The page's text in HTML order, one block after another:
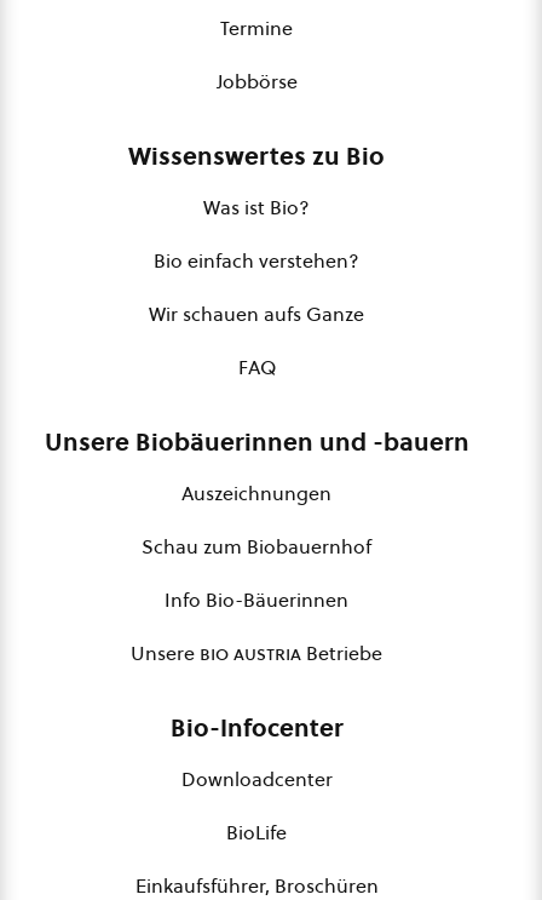
Termine
Jobbörse
Wissenswertes zu Bio
Was ist Bio?
Bio einfach verstehen?
Wir schauen aufs Ganze
FAQ
Unsere Biobäuerinnen und -bauern
Auszeichnungen
Schau zum Biobauernhof
Info Bio-Bäuerinnen
Unsere bio austria Betriebe
Bio-Infocenter
Downloadcenter
BioLife
Einkaufsführer, Broschüren